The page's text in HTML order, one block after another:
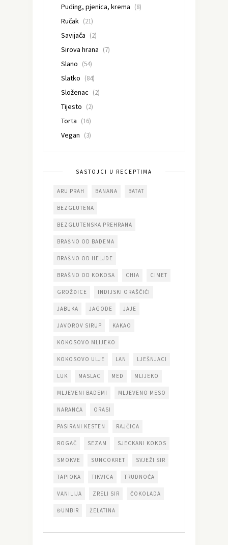
Puding, pjenica, krema (8)
Ručak (21)
Savijača (2)
Sirova hrana (7)
Slano (54)
Slatko (84)
Složenac (2)
Tijesto (2)
Torta (16)
Vegan (3)
SASTOJCI U RECEPTIMA
ARU PRAH BANANA BATAT
BEZGLUTENA
BEZGLUTENSKA PREHRANA
BRAŠNO OD BADEMA
BRAŠNO OD HELJDE
BRAŠNO OD KOKOSA CHIA CIMET
GROŽĐICE INDIJSKI ORAŠČIĆI
JABUKA JAGODE JAJE
JAVOROV SIRUP KAKAO
KOKOSOVO MLIJEKO
KOKOSOVO ULJE LAN LJEŠNJACI
LUK MASLAC MED MLIJEKO
MLJEVENI BADEMI MLJEVENO MESO
NARANČA ORASI
PASIRANI KESTEN RAJČICA
ROGAČ SEZAM SJECKANI KOKOS
SMOKVE SUNCOKRET SVJEŽI SIR
TAPIOKA TIKVICA TRUDNOĆA
VANILIJA ZRELI SIR ČOKOLADA
ĐUMBIR ŽELATINA